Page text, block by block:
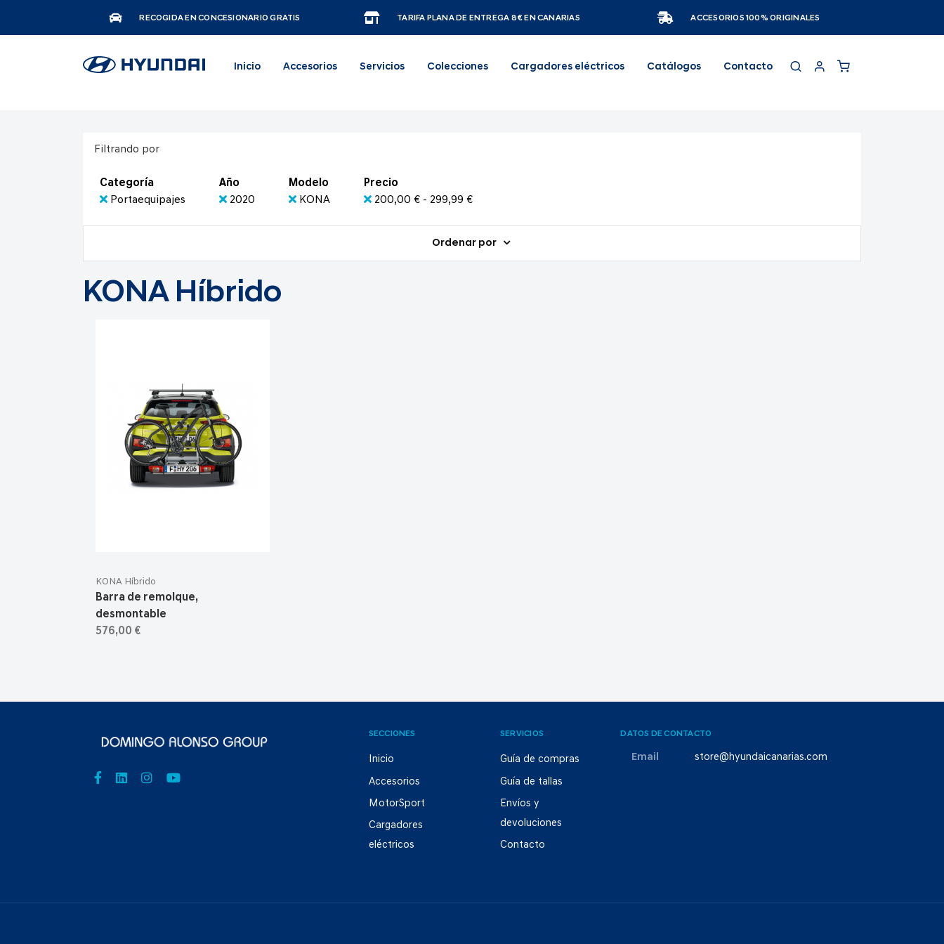
RECOGIDA EN CONCESIONARIO GRATIS TARIFA PLANA DE ENTREGA 8€ EN CANARIAS ACCESORIOS 100% ORIGINALES
Inicio Accesorios Servicios Colecciones Cargadores eléctricos Catálogos Contacto
Filtrando por
Categoría
Portaequipajes
Año
2020
Modelo
KONA
Precio
200,00 € - 299,99 €
Ordenar por
KONA Híbrido
KONA Híbrido
Barra de remolque,
desmontable
576,00 €
SECCIONES
Inicio
Accesorios
MotorSport
Cargadores
eléctricos
SERVICIOS
Guía de compras
Guía de tallas
Envíos y
devoluciones
Contacto
DATOS DE CONTACTO
Email store@hyundaicanarias.com